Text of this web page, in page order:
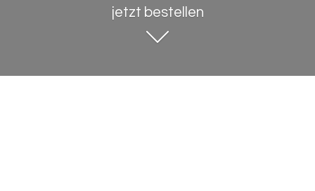
jetzt bestellen